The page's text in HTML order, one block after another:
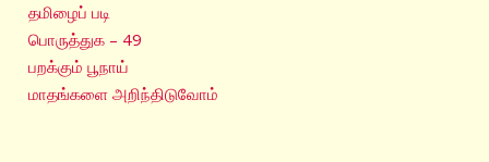
தமிழைப் படி
பொருத்துக – 49
பறக்கும் பூநாய்
மாதங்களை அறிந்திடுவோம்